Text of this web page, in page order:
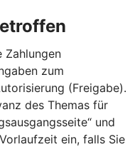
Zahlungen
zum
(Freigabe).
des Themas für
und
ein, falls Sie